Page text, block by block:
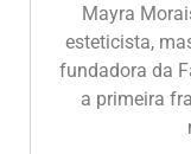
Mayra
esteticista,
fundadora da
a primeira